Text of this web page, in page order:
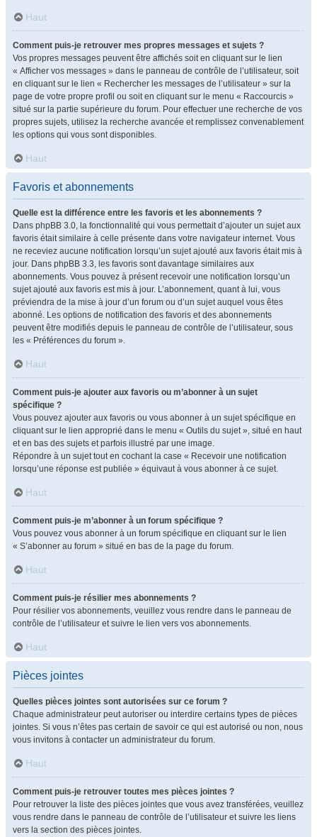
Haut
Comment puis-je retrouver mes propres messages et sujets ?
Vos propres messages peuvent être affichés soit en cliquant sur le lien
« Afficher vos messages » dans le panneau de contrôle de l’utilisateur, soit
en cliquant sur le lien « Rechercher les messages de l’utilisateur » sur la
page de votre propre profil ou soit en cliquant sur le menu « Raccourcis »
situé sur la partie supérieure du forum. Pour effectuer une recherche de vos
propres sujets, utilisez la recherche avancée et remplissez convenablement
les options qui vous sont disponibles.
Haut
Favoris et abonnements
Quelle est la différence entre les favoris et les abonnements ?
Dans phpBB 3.0, la fonctionnalité qui vous permettait d’ajouter un sujet aux
favoris était similaire à celle présente dans votre navigateur internet. Vous
ne receviez aucune notification lorsqu’un sujet ajouté aux favoris était mis à
jour. Dans phpBB 3.3, les favoris sont davantage similaires aux
abonnements. Vous pouvez à présent recevoir une notification lorsqu’un
sujet ajouté aux favoris est mis à jour. L’abonnement, quant à lui, vous
préviendra de la mise à jour d’un forum ou d’un sujet auquel vous êtes
abonné. Les options de notification des favoris et des abonnements
peuvent être modifiés depuis le panneau de contrôle de l’utilisateur, sous
les « Préférences du forum ».
Haut
Comment puis-je ajouter aux favoris ou m’abonner à un sujet
spécifique ?
Vous pouvez ajouter aux favoris ou vous abonner à un sujet spécifique en
cliquant sur le lien approprié dans le menu « Outils du sujet », situé en haut
et en bas des sujets et parfois illustré par une image.
Répondre à un sujet tout en cochant la case « Recevoir une notification
lorsqu’une réponse est publiée » équivaut à vous abonner à ce sujet.
Haut
Comment puis-je m’abonner à un forum spécifique ?
Vous pouvez vous abonner à un forum spécifique en cliquant sur le lien
« S’abonner au forum » situé en bas de la page du forum.
Haut
Comment puis-je résilier mes abonnements ?
Pour résilier vos abonnements, veuillez vous rendre dans le panneau de
contrôle de l’utilisateur et suivre le lien vers vos abonnements.
Haut
Pièces jointes
Quelles pièces jointes sont autorisées sur ce forum ?
Chaque administrateur peut autoriser ou interdire certains types de pièces
jointes. Si vous n’êtes pas certain de savoir ce qui est autorisé ou non, nous
vous invitons à contacter un administrateur du forum.
Haut
Comment puis-je retrouver toutes mes pièces jointes ?
Pour retrouver la liste des pièces jointes que vous avez transférées, veuillez
vous rendre dans le panneau de contrôle de l’utilisateur et suivre les liens
vers la section des pièces jointes.